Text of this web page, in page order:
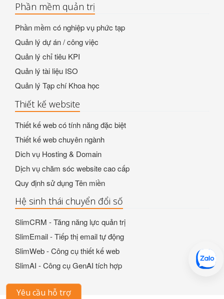
Phần mềm quản trị
Phần mềm có nghiệp vụ phức tạp
Quản lý dự án / công việc
Quản lý chỉ tiêu KPI
Quản lý tài liệu ISO
Quản lý Tạp chí Khoa học
Thiết kế website
Thiết kế web có tính năng đặc biệt
Thiết kế web chuyên ngành
Dich vụ Hosting & Domain
Dịch vụ chăm sóc website cao cấp
Quy định sử dụng Tên miền
Hệ sinh thái chuyển đổi số
SlimCRM - Tăng năng lực quản trị
SlimEmail - Tiếp thị email tự động
SlimWeb - Công cụ thiết kế web
SlimAI - Công cụ GenAI tích hợp
Yêu cầu hỗ trợ